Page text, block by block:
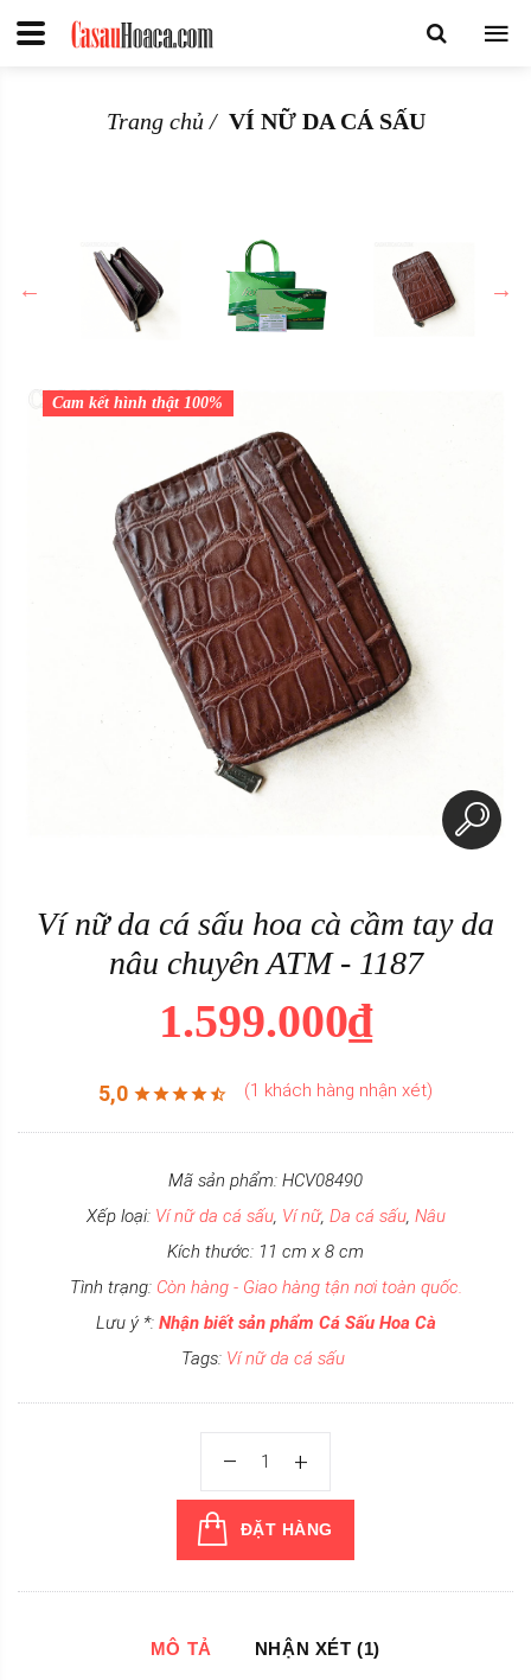
Trang chủ VÍ NỮ DA CÁ SẤU
Cam kết hình thật 100%
Cam kết hình thật 100%
Cam kết hình thật 100%
Ví nữ da cá sấu hoa cà cầm tay da
nâu chuyên ATM - 1187
1.599.000₫
5,0 (1 khách hàng nhận xét)
Mã sản phẩm: HCV08490
Xếp loại: Ví nữ da cá sấu, Ví nữ, Da cá sấu, Nâu
Kích thước: 11 cm x 8 cm
Tình trạng: Còn hàng - Giao hàng tận nơi toàn quốc.
Lưu ý *: Nhận biết sản phẩm Cá Sấu Hoa Cà
Tags: Ví nữ da cá sấu
ĐẶT HÀNG
MÔ TẢ NHẬN XÉT (1)